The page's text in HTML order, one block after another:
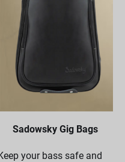
Sadowsky Gig Bags
your bass safe and